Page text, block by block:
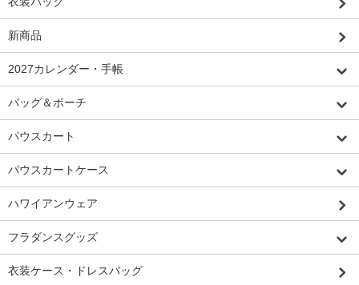
新商品
2027カレンダー・手帳
バッグ＆ポーチ
パウスカート
パウスカートケース
ハワイアンウェア
フラダンスグッズ
衣装ケース・ドレスバッグ